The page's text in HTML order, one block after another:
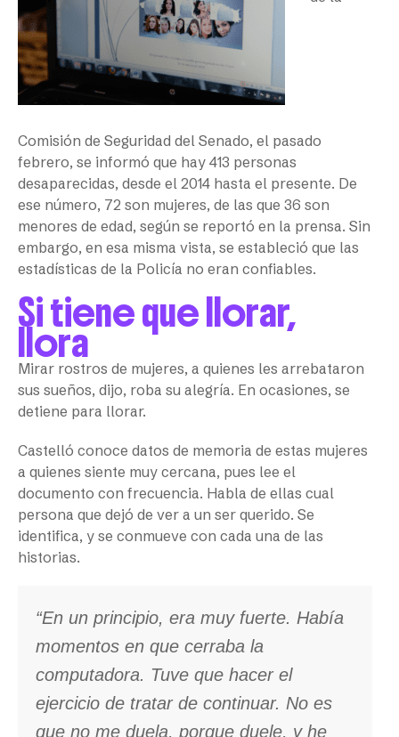
Comisión de Seguridad del Senado, el pasado
febrero, se informó que hay 413 personas
desaparecidas, desde el 2014 hasta el presente. De
ese número, 72 son mujeres, de las que 36 son
menores de edad, según se reportó en la prensa. Sin
embargo, en esa misma vista, se estableció que las
estadísticas de la Policía no eran confiables.
Si tiene que llorar,
llora
Mirar rostros de mujeres, a quienes les arrebataron
sus sueños, dijo, roba su alegría. En ocasiones, se
detiene para llorar.
Castelló conoce datos de memoria de estas mujeres
a quienes siente muy cercana, pues lee el
documento con frecuencia. Habla de ellas cual
persona que dejó de ver a un ser querido. Se
identifica, y se conmueve con cada una de las
historias.
“En un principio, era muy fuerte. Había
momentos en que cerraba la
computadora. Tuve que hacer el
ejercicio de tratar de continuar. No es
que no me duela, porque duele, y he